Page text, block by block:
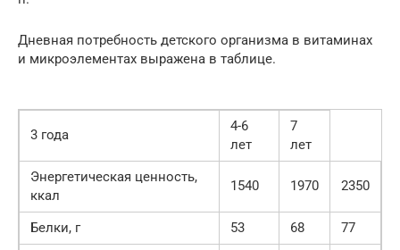
Дневная потребность детского организма в витаминах
и микроэлементах выражена в таблице.
3 года
4-6
лет
7
лет
Энергетическая ценность,
ккал
1540 1970 2350
Белки, г 53 68
77